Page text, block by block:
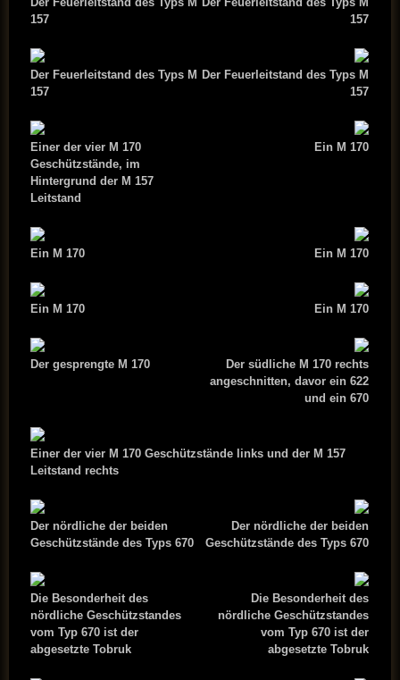
157
157
Der Feuerleitstand des Typs M
157
Der Feuerleitstand des Typs M
157
Einer der vier M 170
Geschützstände, im
Hintergrund der M 157
Leitstand
Ein M 170
Ein M 170 Ein M 170
Ein M 170 Ein M 170
Der gesprengte M 170
Der südliche M 170 rechts
angeschnitten, davor ein 622
und ein 670
Einer der vier M 170 Geschützstände links und der M 157
Leitstand rechts
Der nördliche der beiden
Geschützstände des Typs 670
Der nördliche der beiden
Geschützstände des Typs 670
Die Besonderheit des
nördliche Geschützstandes
vom Typ 670 ist der
abgesetzte Tobruk
Die Besonderheit des
nördliche Geschützstandes
vom Typ 670 ist der
abgesetzte Tobruk